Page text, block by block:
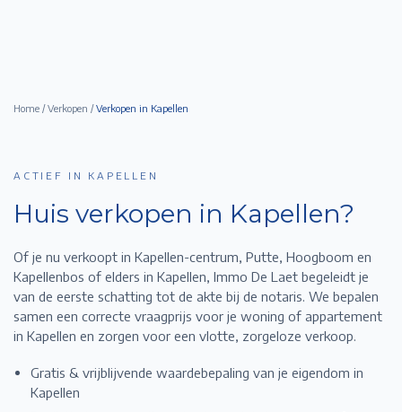
Home / Verkopen /Verkopen in Kapellen
ACTIEF IN KAPELLEN
Huis verkopen in Kapellen?
Of je nu verkoopt in Kapellen-centrum, Putte, Hoogboom en
Kapellenbos of elders in Kapellen, Immo De Laet begeleidt je
van de eerste schatting tot de akte bij de notaris. We bepalen
samen een correcte vraagprijs voor je woning of appartement
in Kapellen en zorgen voor een vlotte, zorgeloze verkoop.
Gratis & vrijblijvende waardebepaling van je eigendom in
Kapellen